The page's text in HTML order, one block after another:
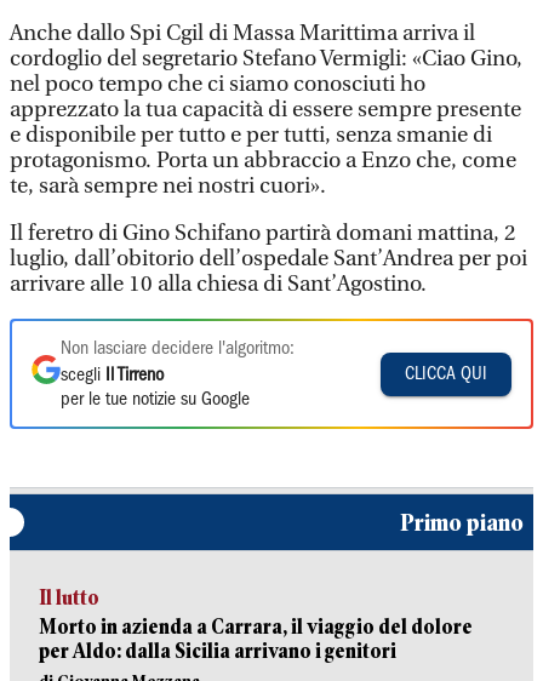
Anche dallo Spi Cgil di Massa Marittima arriva il
cordoglio del segretario Stefano Vermigli: «Ciao Gino,
nel poco tempo che ci siamo conosciuti ho
apprezzato la tua capacità di essere sempre presente
e disponibile per tutto e per tutti, senza smanie di
protagonismo. Porta un abbraccio a Enzo che, come
te, sarà sempre nei nostri cuori».
Il feretro di Gino Schifano partirà domani mattina, 2
luglio, dall’obitorio dell’ospedale Sant’Andrea per poi
arrivare alle 10 alla chiesa di Sant’Agostino.
Non lasciare decidere l'algoritmo:
scegli
Il Tirreno
per le tue notizie su Google
CLICCA QUI
Primo piano
Il lutto
Morto in azienda a Carrara, il viaggio del dolore
per Aldo: dalla Sicilia arrivano i genitori